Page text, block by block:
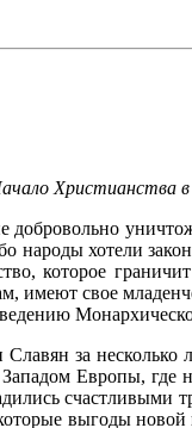
Христианства
хотели
которое
свое
за несколько
Европы, где
выгоды